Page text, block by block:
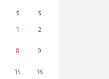
S S
1
2
8
9
15
16